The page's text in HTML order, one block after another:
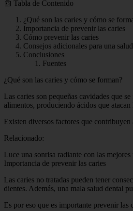
📰 Tabla de Contenido
¿Qué son las caries y cómo se
Importancia de prevenir las caries
Cómo prevenir las caries
Consejos adicionales para una
Conclusiones
Fuentes
¿Qué son las caries y cómo se forman?
Las caries son pequeñas cavidades que
alimentos, produciendo ácidos que
Existen diversos factores que
Relacionado:
Luce una sonrisa radiante con las
Importancia de prevenir las caries
Las caries no tratadas pueden tener
dientes. Además, una mala salud dental
Es por eso que es importante prevenir las